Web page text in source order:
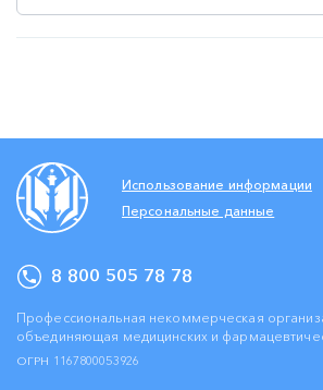
Использование информации
Персональные данные
8 800 505 78 78
Профессиональная некоммерческая
объединяющая медицинских и
ОГРН 1167800053926